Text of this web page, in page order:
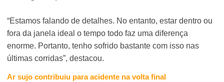
“Estamos falando de detalhes. No entanto, estar dentro ou
fora da janela ideal o tempo todo faz uma diferença
enorme. Portanto, tenho sofrido bastante com isso nas
últimas corridas”, destacou.
Ar sujo contribuiu para acidente na volta final